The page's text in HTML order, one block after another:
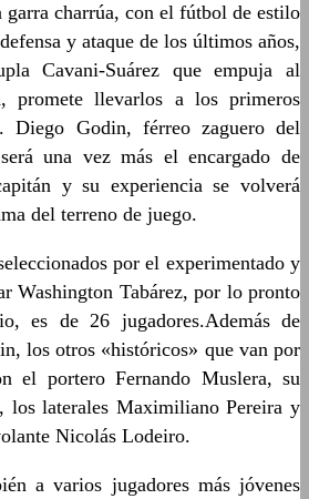
charrúa, con el fútbol de estilo
y ataque de los últimos años,
Cavani-Suárez que empuja al
promete llevarlos a los primeros
Diego Godin, férreo zaguero del
una vez más el encargado de
y su experiencia se volverá
del terreno de juego.
por el experimentado y
Washington Tabárez, por lo pronto
es de 26 jugadores.Además de
los otros «históricos» que van por
el portero Fernando Muslera, su
los laterales Maximiliano Pereira y
Nicolás Lodeiro.
a varios jugadores más jóvenes